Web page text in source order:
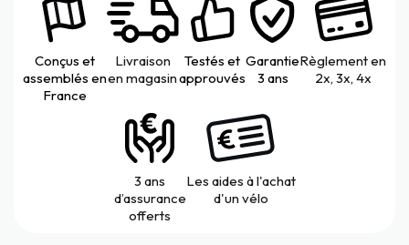
Conçus et
assemblés en
France
Livraison
en magasin
Testés et
approuvés
Garantie
3 ans
Règlement en
2x, 3x, 4x
3 ans
d’assurance
offerts
Les aides à l'achat
d'un vélo